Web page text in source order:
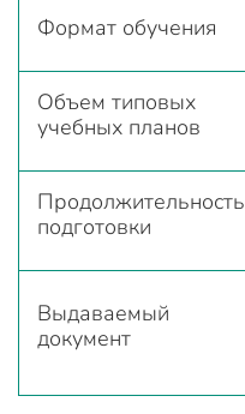
Формат обучения
Объем типовых
учебных планов
Продолжительность
подготовки
Выдаваемый
документ